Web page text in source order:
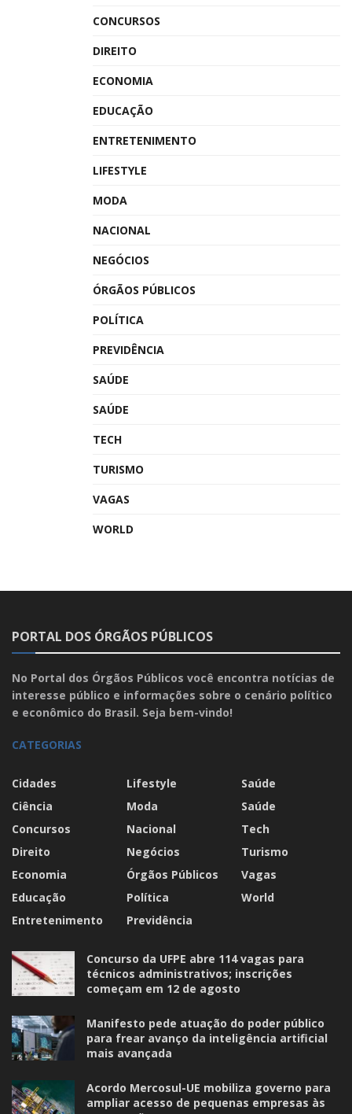
CONCURSOS
DIREITO
ECONOMIA
EDUCAÇÃO
ENTRETENIMENTO
LIFESTYLE
MODA
NACIONAL
NEGÓCIOS
ÓRGÃOS PÚBLICOS
POLÍTICA
PREVIDÊNCIA
SAÚDE
SAÚDE
TECH
TURISMO
VAGAS
WORLD
PORTAL DOS ÓRGÃOS PÚBLICOS
No Portal dos Órgãos Públicos você encontra notícias de
interesse público e informações sobre o cenário político
e econômico do Brasil. Seja bem-vindo!
CATEGORIAS
Cidades
Ciência
Concursos
Direito
Economia
Educação
Entretenimento
Lifestyle
Moda
Nacional
Negócios
Órgãos Públicos
Política
Previdência
Saúde
Saúde
Tech
Turismo
Vagas
World
Concurso da UFPE abre 114 vagas para
técnicos administrativos; inscrições
começam em 12 de agosto
Manifesto pede atuação do poder público
para frear avanço da inteligência artificial
mais avançada
Acordo Mercosul-UE mobiliza governo para
ampliar acesso de pequenas empresas às